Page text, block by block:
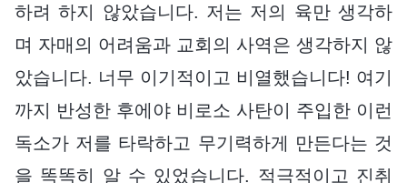
하려 하지 않았습니다. 저는 저의 육만 생각하
며 자매의 어려움과 교회의 사역은 생각하지 않
았습니다. 너무 이기적이고 비열했습니다! 여기
까지 반성한 후에야 비로소 사탄이 주입한 이런
독소가 저를 타락하고 무기력하게 만든다는 것
을 똑똑히 알 수 있었습니다. 적극적이고 진취